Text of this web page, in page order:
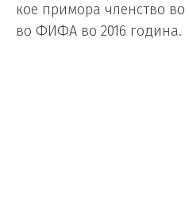
кое примора членство
во ФИФА во 2016 година.